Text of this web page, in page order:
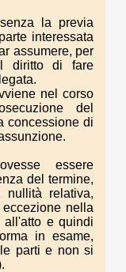
la previa
interessata
assumere, per
diritto di fare
nel corso
del
concessione di
essere
del termine,
relativa,
nella
all'atto e quindi
in esame,
parti e non si